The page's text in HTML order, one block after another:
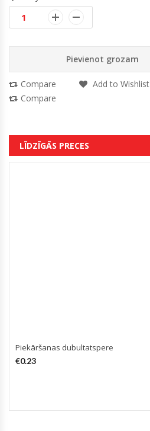
Pievienot grozam
Compare
Add to Wishlist
Compare
LĪDZĪGĀS PRECES
Piekāršanas dubultatspere
€0.23